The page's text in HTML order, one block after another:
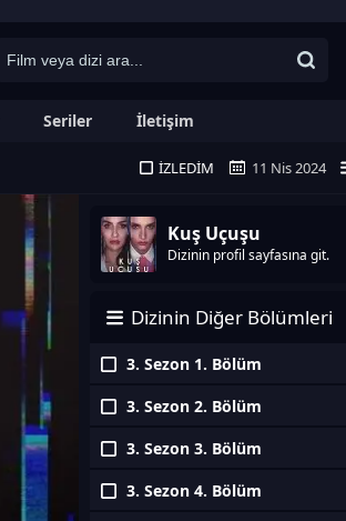
Seriler İletişim
İZLEDIM 11 Nis 2024
Kuş Uçuşu
Dizinin profil sayfasına git.
Dizinin Diğer Bölümleri
3. Sezon 1. Bölüm
3. Sezon 2. Bölüm
3. Sezon 3. Bölüm
3. Sezon 4. Bölüm